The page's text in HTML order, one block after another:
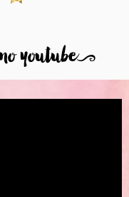
youtube9